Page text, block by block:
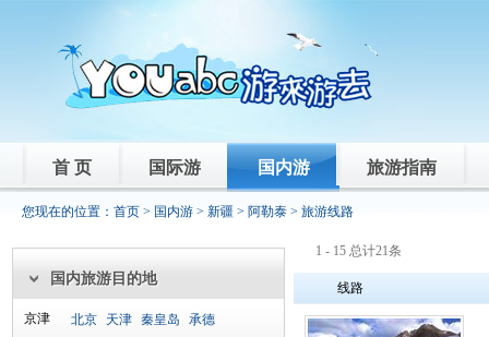
首 页 国际游 国内游 旅游指南
您现在的位置： 首页 > 国内游 > 新疆 > 阿勒泰 > 旅游线路
国内旅游目的地
京津 北京 天津 秦皇岛 承德
1 - 15 总计21条
线路